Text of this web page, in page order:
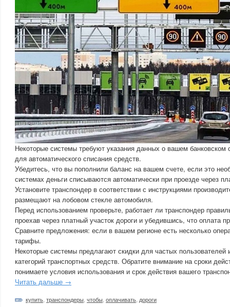
Некоторые системы требуют указания данных о вашем банковском
для автоматического списания средств.
Убедитесь, что вы пополнили баланс на вашем счете, если это
системах деньги списываются автоматически при проезде через
Установите транспондер в соответствии с инструкциями
размещают на лобовом стекле автомобиля.
Перед использованием проверьте, работает ли транспондер
проехав через платный участок дороги и убедившись, что оплата
Сравните предложения: если в вашем регионе есть несколько
тарифы.
Некоторые системы предлагают скидки для частых
категорий транспортных средств. Обратите внимание на сроки
понимаете условия использования и срок действия вашего
Читать дальше →
купить транспондеры чтобы оплачивать дороги